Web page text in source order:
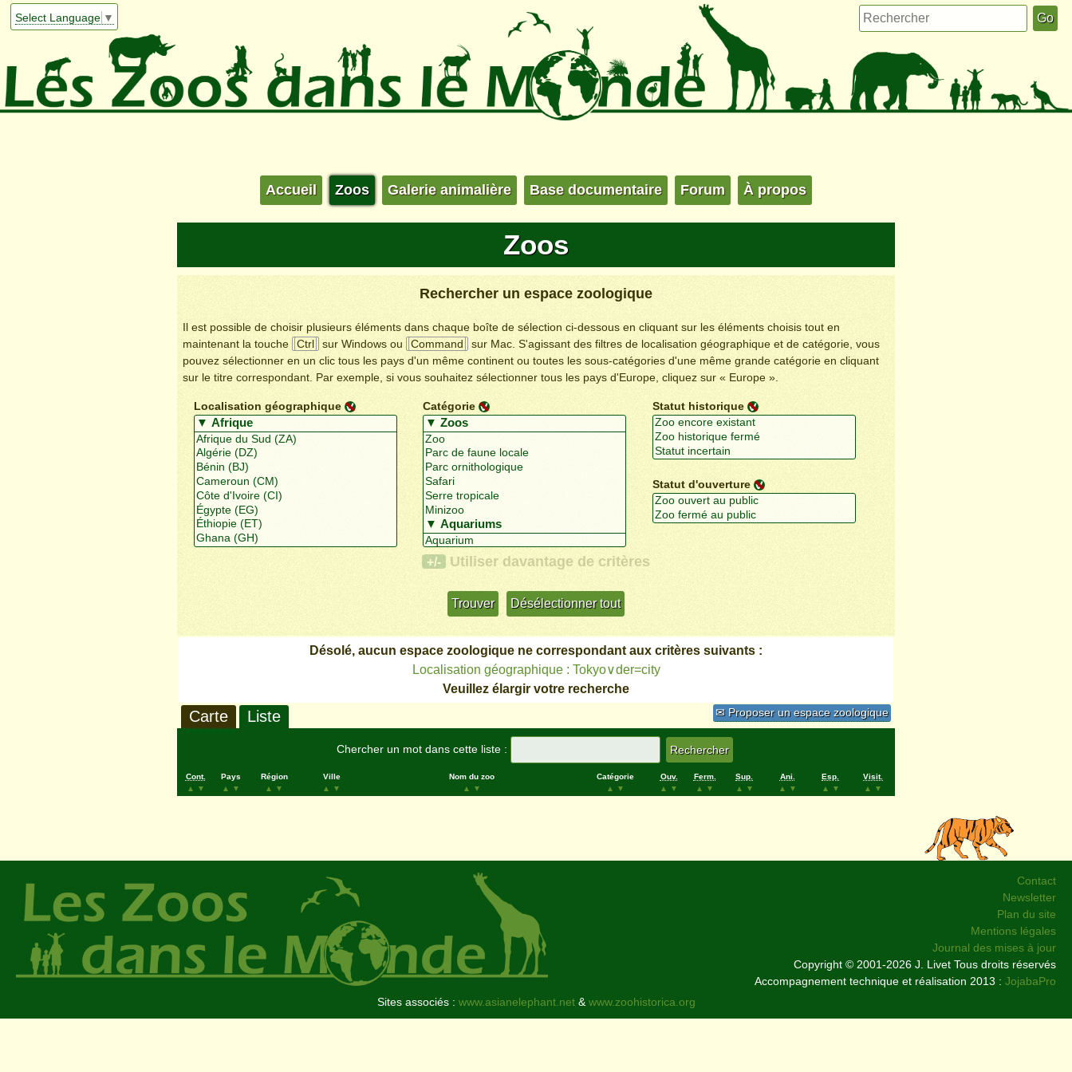
Select Language ▼
Accueil Zoos Galerie animalière Base documentaire Forum À propos
Zoos
Rechercher un espace zoologique
Il est possible de choisir plusieurs éléments dans chaque boîte de sélection ci-dessous en cliquant sur les éléments choisis tout en
maintenant la touche
Ctrl sur Windows ou Command
sur Mac. S'agissant des filtres de localisation géographique et de catégorie, vous
pouvez sélectionner en un clic tous les pays d'un même continent ou toutes les sous-catégories d'une même grande catégorie en cliquant
sur le titre correspondant. Par exemple, si vous souhaitez sélectionner tous les pays d'Europe, cliquez sur « Europe ».
Localisation géographique Catégorie Statut historique
Statut d'ouverture
+/- Utiliser davantage de critères
Désolé, aucun espace zoologique ne correspondant aux critères suivants :
Localisation géographique : Tokyo∨der=city
Veuillez élargir votre recherche
✉ Proposer un espace zoologique
Carte Liste
Chercher un mot dans cette liste :
Cont.
▲
▼
Pays
▲
▼
Région
▲
▼
Ville
▲
▼
Nom du zoo
▲
▼
Catégorie
▲
▼
Ouv.
▲
▼
Ferm.
▲
▼
Sup.
▲
▼
Ani.
▲
▼
Esp.
▲
▼
Visit.
▲
▼
Contact
Newsletter
Plan du site
Mentions légales
Journal des mises à jour
Copyright © 2001-2026 J. Livet Tous droits réservés
Accompagnement technique et réalisation 2013 : JojabaPro
Sites associés : www.asianelephant.net&www.zoohistorica.org